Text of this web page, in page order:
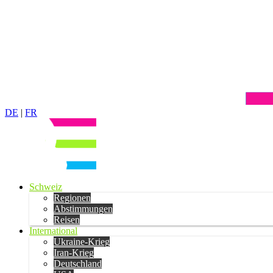
DE | FR
Schweiz
Regionen
Abstimmungen
Reisen
International
Ukraine-Krieg
Iran-Krieg
Deutschland